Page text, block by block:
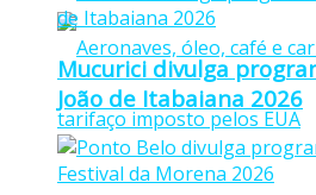
Mucurici divulga
João de Itabaiana 2026